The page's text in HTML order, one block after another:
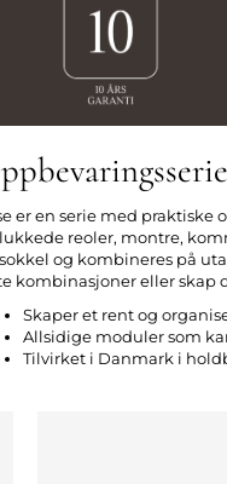
er en serie med
reoler, montre,
og kombineres på
kombinasjoner eller skap
Skaper et rent og
Allsidige moduler som
Tilvirket i Danmark i